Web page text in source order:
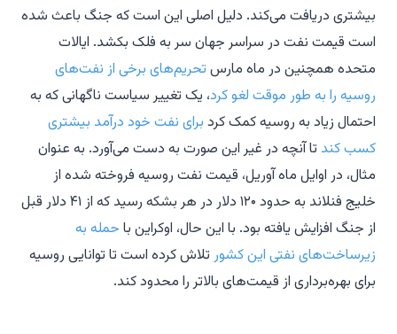
بیشتری دریافت می‌کند. دلیل اصلی این است که جنگ باعث شده
است قیمت نفت در سراسر جهان سر به فلک بکشد. ایالات
متحده همچنین در ماه مارس تحریم‌های برخی از نفت‌های
روسیه را به طور موقت لغو کرد، یک تغییر سیاست ناگهانی که به
احتمال زیاد به روسیه کمک کرد برای نفت خود درآمد بیشتری
کسب کند تا آنچه در غیر این صورت به دست می‌آورد. به عنوان
مثال، در اوایل ماه آوریل، قیمت نفت روسیه فروخته شده از
خلیج فنلاند به حدود ۱۲۰ دلار در هر بشکه رسید که از ۴۱ دلار قبل
از جنگ افزایش یافته بود. با این حال، اوکراین با حمله به
زیرساخت‌های نفتی این کشور تلاش کرده است تا توانایی روسیه
برای بهره‌برداری از قیمت‌های بالاتر را محدود کند.